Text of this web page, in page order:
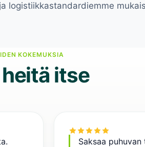
logistiikkastandardiemme
KOKEMUKSIA
itse
Saksaa